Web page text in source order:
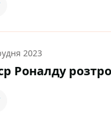
2023
Роналду